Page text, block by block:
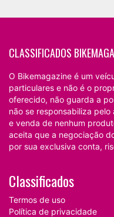
CLASSIFICADOS
O Bikemagazine é um
particulares e não é o
oferecido, não guarda a
não se responsabiliza
e venda de nenhum
aceita que a negociação
por sua exclusiva conta,
Classificados
Termos de uso
Política de privacidade